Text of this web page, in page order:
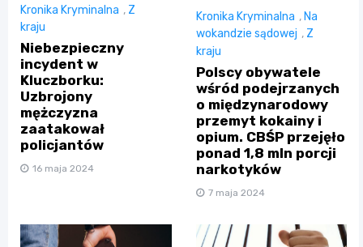
Kronika Kryminalna , Z
kraju
Niebezpieczny
incydent w
Kluczborku:
Uzbrojony
mężczyzna
zaatakował
policjantów
16 maja 2024
Kronika Kryminalna , Na
wokandzie sądowej , Z
kraju
Polscy obywatele
wśród podejrzanych
o międzynarodowy
przemyt kokainy i
opium. CBŚP przejęło
ponad 1,8 mln porcji
narkotyków
7 maja 2024